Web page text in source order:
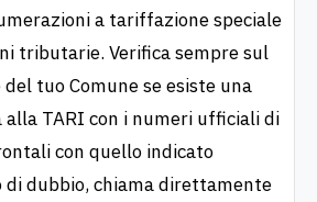
a tariffazione speciale
tributarie. Verifica sempre sul
tuo Comune se esiste una
alla TARI con i numeri ufficiali di
con quello indicato
di dubbio, chiama direttamente